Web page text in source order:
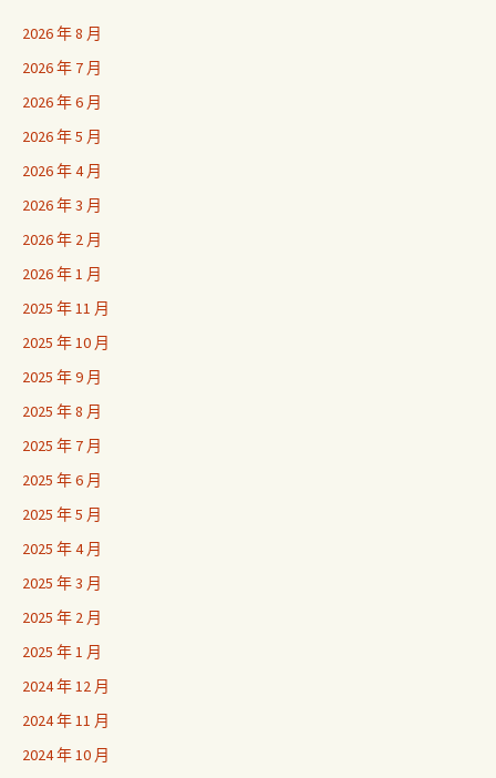
2026 年 8 月
2026 年 7 月
2026 年 6 月
2026 年 5 月
2026 年 4 月
2026 年 3 月
2026 年 2 月
2026 年 1 月
2025 年 11 月
2025 年 10 月
2025 年 9 月
2025 年 8 月
2025 年 7 月
2025 年 6 月
2025 年 5 月
2025 年 4 月
2025 年 3 月
2025 年 2 月
2025 年 1 月
2024 年 12 月
2024 年 11 月
2024 年 10 月